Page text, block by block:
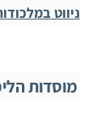
ניווט
מוסדות